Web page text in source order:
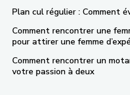
Plan cul régulier : Comment
Comment rencontrer une
pour attirer une femme
Comment rencontrer un
votre passion à deux